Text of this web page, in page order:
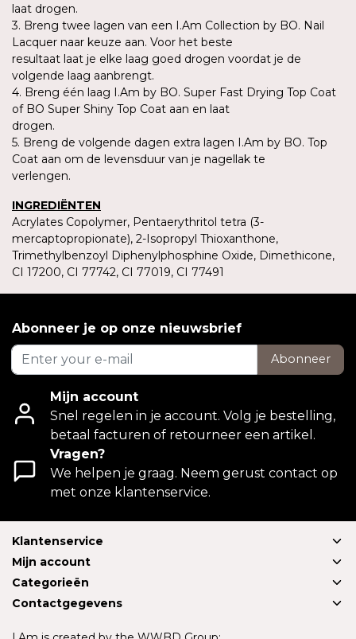
laat drogen.
3. Breng twee lagen van een I.Am Collection by BO. Nail
Lacquer naar keuze aan. Voor het beste
resultaat laat je elke laag goed drogen voordat je de
volgende laag aanbrengt.
4. Breng één laag I.Am by BO. Super Fast Drying Top Coat
of BO Super Shiny Top Coat aan en laat
drogen.
5. Breng de volgende dagen extra lagen I.Am by BO. Top
Coat aan om de levensduur van je nagellak te
verlengen.
INGREDIËNTEN
Acrylates Copolymer, Pentaerythritol tetra (3-
mercaptopropionate), 2-Isopropyl Thioxanthone,
Trimethylbenzoyl Diphenylphosphine Oxide, Dimethicone,
CI 17200, CI 77742, CI 77019, CI 77491
Abonneer je op onze nieuwsbrief
Abonneer
Mijn account
Snel regelen in je account. Volg je bestelling,
betaal facturen of retourneer een artikel.
Vragen?
We helpen je graag. Neem gerust contact op
met onze klantenservice.
Klantenservice
Mijn account
Categorieën
Contactgegevens